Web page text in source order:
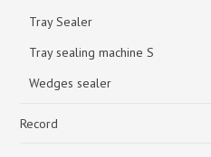
Tray Sealer
Tray sealing machine S
Wedges sealer
Record